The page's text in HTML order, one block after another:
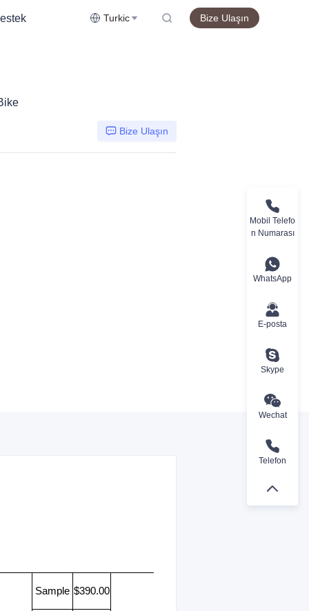
Turkic Bize Ulaşın
Bize Ulaşın
Sample $390.00
Mobil Telefo
n Numarası
WhatsApp
E-posta
Skype
Wechat
Telefon